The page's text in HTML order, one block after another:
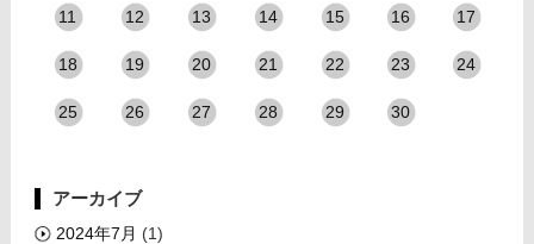
11 12 13 14 15 16 17
18 19 20 21 22 23 24
25 26 27 28 29 30
アーカイブ
2024年7月 (1)